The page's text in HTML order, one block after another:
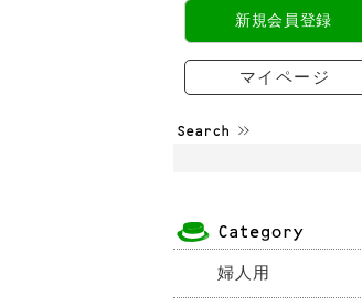
新規会員登録
マイページ
婦人用